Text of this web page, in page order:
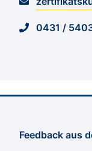
0431 /
Feedback aus